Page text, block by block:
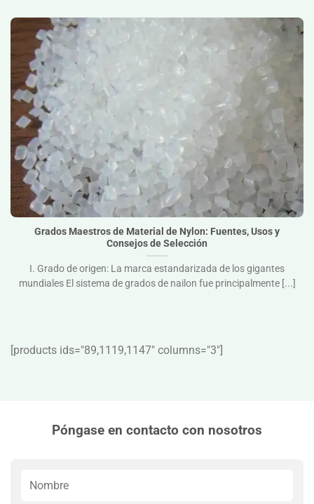
Grados Maestros de Material de Nylon: Fuentes, Usos y
Consejos de Selección">
Grados Maestros de Material de Nylon: Fuentes, Usos y
Consejos de Selección
I. Grado de origen: La marca estandarizada de los gigantes
mundiales El sistema de grados de nailon fue principalmente [...]
[products ids="89,1119,1147″ columns="3″]
Póngase en contacto con nosotros